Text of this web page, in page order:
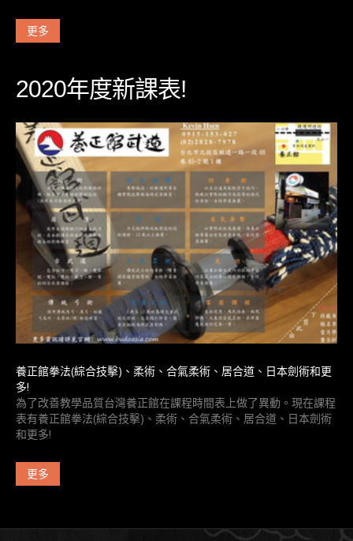
更多
2020年度新課表!
養正館拳法(綜合技擊)、柔術、合氣柔術、居合道、日本劍術和更
多!
為了改善教學品質台灣養正館在課程時間表上做了異動。現在課程
表有養正館拳法(綜合技擊)、柔術、合氣柔術、居合道、日本劍術
和更多!
更多